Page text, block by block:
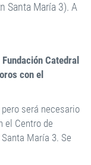
Santa María 3). A
Catedral
con el
será necesario
el Centro de
María 3. Se